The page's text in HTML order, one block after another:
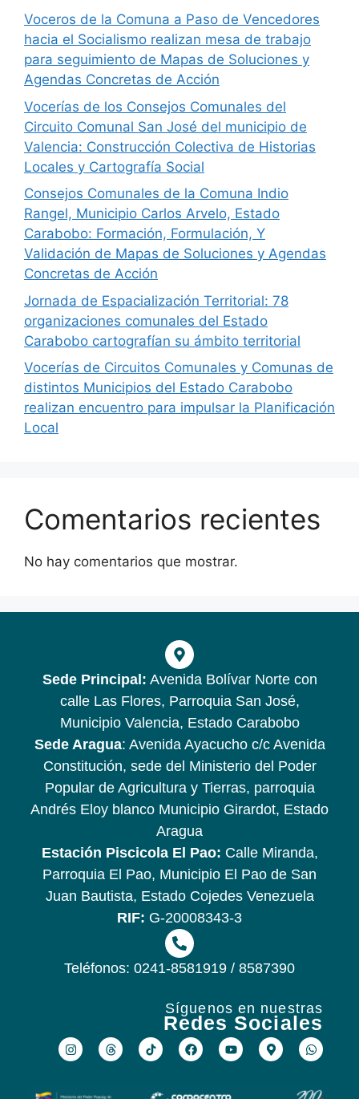
Voceros de la Comuna a Paso de Vencedores
hacia el Socialismo realizan mesa de trabajo
para seguimiento de Mapas de Soluciones y
Agendas Concretas de Acción
Vocerías de los Consejos Comunales del
Circuito Comunal San José del municipio de
Valencia: Construcción Colectiva de Historias
Locales y Cartografía Social
Consejos Comunales de la Comuna Indio
Rangel, Municipio Carlos Arvelo, Estado
Carabobo: Formación, Formulación, Y
Validación de Mapas de Soluciones y Agendas
Concretas de Acción
Jornada de Espacialización Territorial: 78
organizaciones comunales del Estado
Carabobo cartografían su ámbito territorial
Vocerías de Circuitos Comunales y Comunas de
distintos Municipios del Estado Carabobo
realizan encuentro para impulsar la Planificación
Local
Comentarios recientes
No hay comentarios que mostrar.
Sede Principal: Avenida Bolívar Norte con
calle Las Flores, Parroquia San José,
Municipio Valencia, Estado Carabobo
Sede Aragua: Avenida Ayacucho c/c Avenida
Constitución, sede del Ministerio del Poder
Popular de Agricultura y Tierras, parroquia
Andrés Eloy blanco Municipio Girardot, Estado
Aragua
Estación Piscicola El Pao: Calle Miranda,
Parroquia El Pao, Municipio El Pao de San
Juan Bautista, Estado Cojedes Venezuela
RIF: G-20008343-3
Teléfonos: 0241-8581919 / 8587390
Síguenos en nuestras
Redes Sociales